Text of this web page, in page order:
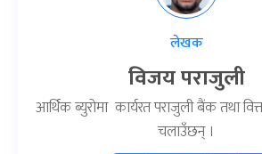
लेखक
विजय पराजुली
आर्थिक ब्युरोमा कार्यरत पराजुली बैंक तथा
चलाउँछन् ।